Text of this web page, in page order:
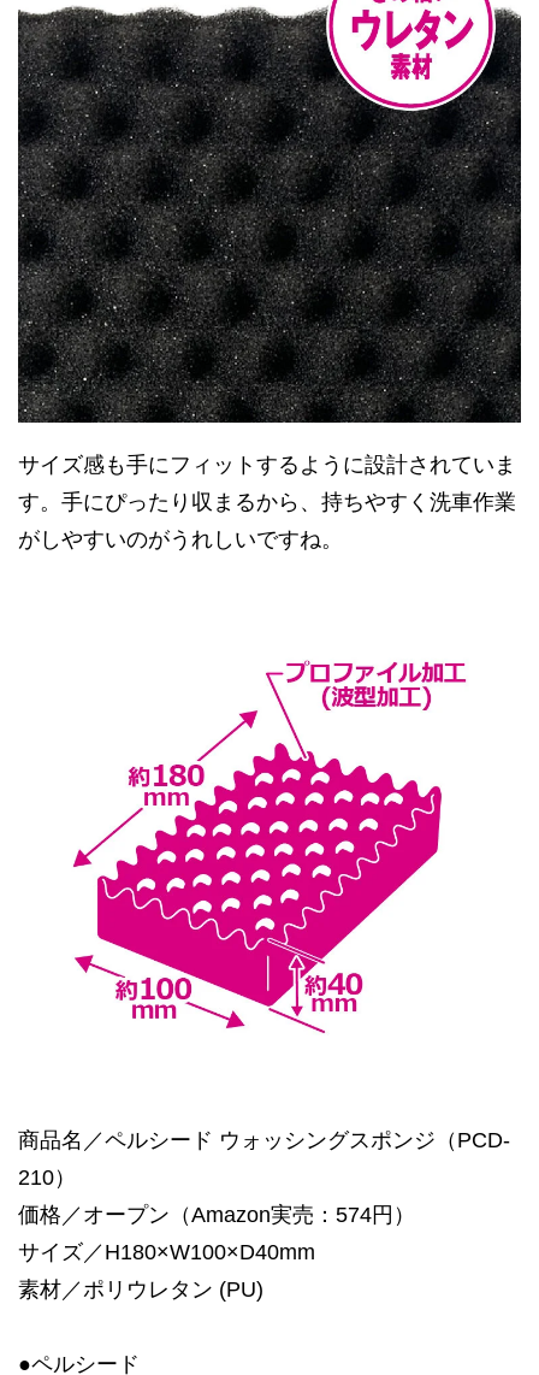
サイズ感も手にフィットするように設計されていま
す。手にぴったり収まるから、持ちやすく洗車作業
がしやすいのがうれしいですね。
商品名／ペルシード ウォッシングスポンジ（PCD-
210）
価格／オープン（Amazon実売：574円）
サイズ／H180×W100×D40mm
素材／ポリウレタン (PU)
●ペルシード